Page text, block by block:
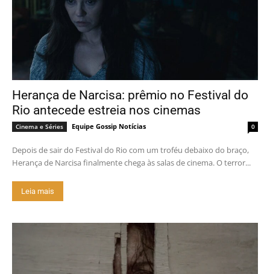
Herança de Narcisa: prêmio no Festival do
Rio antecede estreia nos cinemas
Cinema e Séries Equipe Gossip Notícias 0
Depois de sair do Festival do Rio com um troféu debaixo do braço,
Herança de Narcisa finalmente chega às salas de cinema. O terror...
Leia mais